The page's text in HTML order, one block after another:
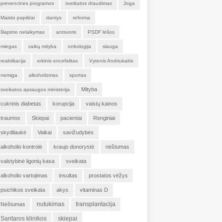
prevencinės programos sveikatos draudimas Joga
Maisto papildai dantys reforma
šlapimo nelaikymas antsvoris PSDF lėšos
miegas vaikų mityba onkologija slauga
reabilitacija erkinis encefalitas Vytenis Andriukaitis
nemiga alkoholizmas sportas
sveikatos apsaugos ministerija Mityba
cukrinis diabetas korupcija vaistų kainos
traumos Skiepai pacientai Renginiai
skydliaukė Vaikai savižudybės
alkoholio kontrolė kraujo donorystė nėštumas
valstybinė ligonių kasa sveikata
alkoholio vartojimas insultas prostatos vėžys
psichikos sveikata akys vitaminas D
Nėštumas nutukimas transplantacija
Santaros klinikos skiepai